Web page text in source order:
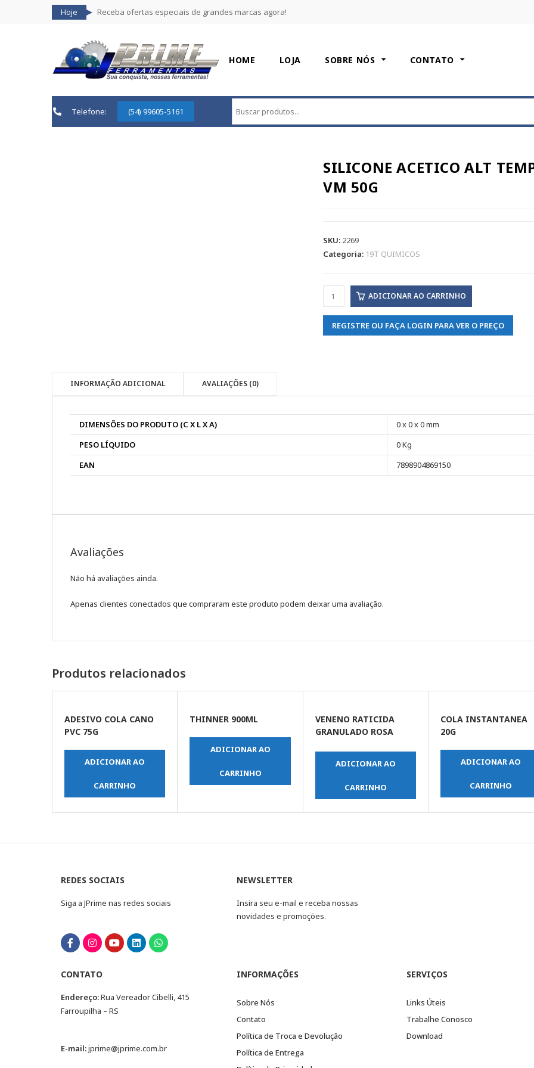
Hoje Receba ofertas especiais de grandes marcas agora!
HOME LOJA SOBRE NÓS CONTATO
Telefone: (54) 99605-5161
SILICONE ACETICO ALT
VM 50G
SKU: 2269
Categoria: 19T QUIMICOS
ADICIONAR AO CARRINHO
REGISTRE OU FAÇA LOGIN PARA VER O PREÇO
INFORMAÇÃO ADICIONAL AVALIAÇÕES (0)
DIMENSÕES DO PRODUTO (C X L X A)
0 x 0 x 0 mm
PESO LÍQUIDO
0 Kg
EAN
7898904869150
Avaliações
Não há avaliações ainda.
Apenas clientes conectados que compraram este produto podem deixar uma avaliação.
Produtos relacionados
ADESIVO COLA CANO
PVC 75G
ADICIONAR AO
CARRINHO
THINNER 900ML
ADICIONAR AO
CARRINHO
VENENO RATICIDA
GRANULADO ROSA
ADICIONAR AO
CARRINHO
COLA INSTANTANEA
20G
ADICIONAR AO
CARRINHO
REDES SOCIAIS
Siga a JPrime nas redes sociais
NEWSLETTER
Insira seu e-mail e receba nossas
novidades e promoções.
CONTATO
Endereço:Rua Vereador Cibelli, 415
Farroupilha – RS
E-mail:jprime@jprime.com.br
INFORMAÇÕES
Sobre Nós
Contato
Política de Troca e Devolução
Política de Entrega
SERVIÇOS
Links Úteis
Trabalhe Conosco
Download